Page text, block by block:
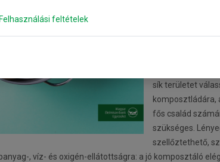
sík területet
komposztládára,
fős család
szükséges.
szellőztethető,
, víz- és oxigén-ellátottságra: a jó komposztáló
Felhasználási feltételek